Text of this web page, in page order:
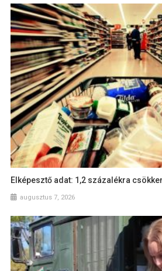
Elképesztő adat: 1,2 százalékra
augusztus 7, 2026